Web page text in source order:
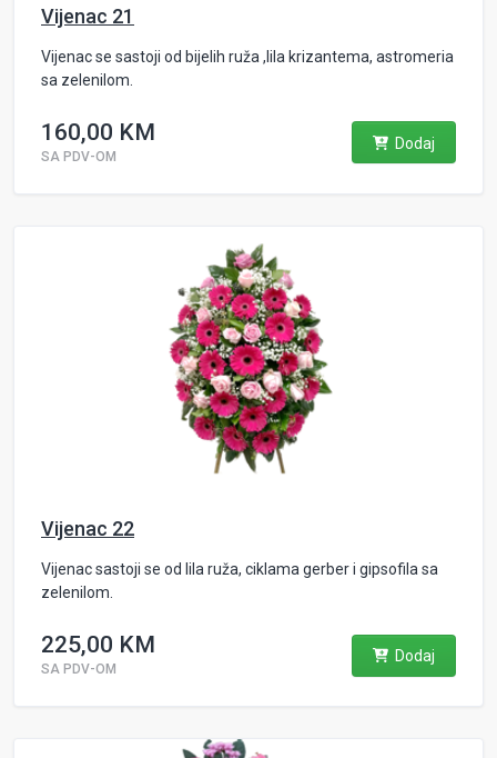
Vijenac 21
Vijenac se sastoji od bijelih ruža ,lila krizantema, astromeria
sa zelenilom.
160,00 KM
SA PDV-OM
Dodaj
Vijenac 22
Vijenac sastoji se od lila ruža, ciklama gerber i gipsofila sa
zelenilom.
225,00 KM
SA PDV-OM
Dodaj